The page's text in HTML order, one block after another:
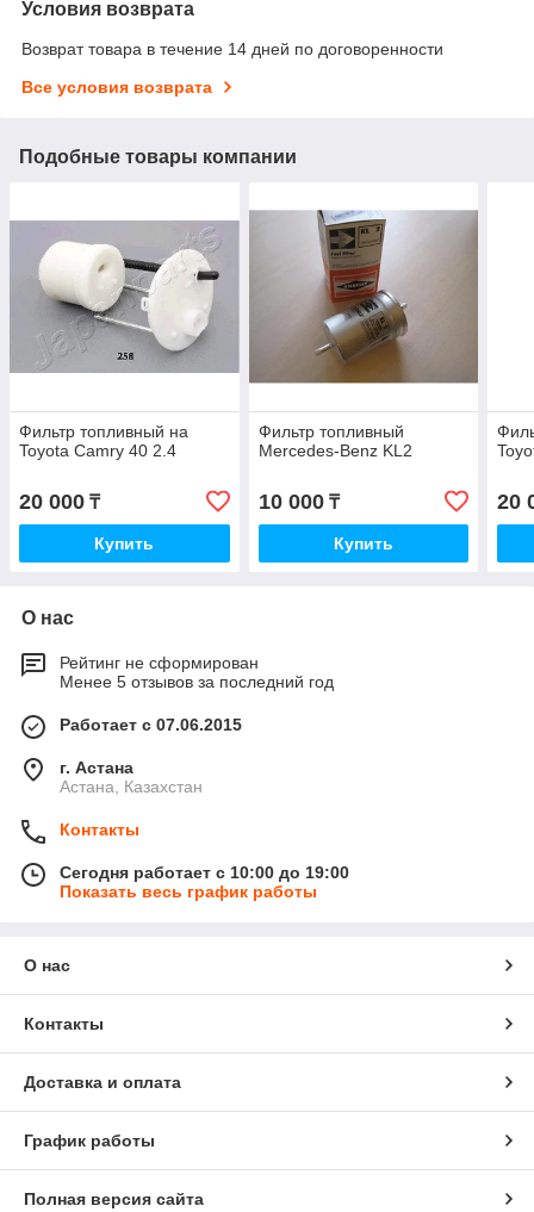
Условия возврата
Возврат товара в течение 14 дней по договоренности
Все условия возврата
Подобные товары компании
Фильтр топливный на
Toyota Camry 40 2.4
20 000 ₸
Купить
Фильтр топливный
Mercedes-Benz KL2
10 000₸
Купить
20
О нас
Рейтинг не сформирован
Менее 5 отзывов за последний год
Работает с 07.06.2015
г. Астана
Астана, Казахстан
Контакты
Сегодня работает с 10:00 до 19:00
Показать весь график работы
О нас
Контакты
Доставка и оплата
График работы
Полная версия сайта